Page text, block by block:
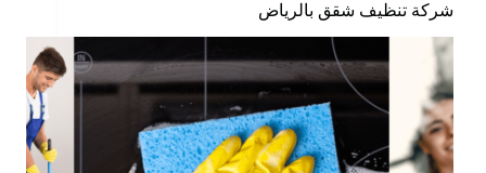
شركة تنظيف شقق بالرياض